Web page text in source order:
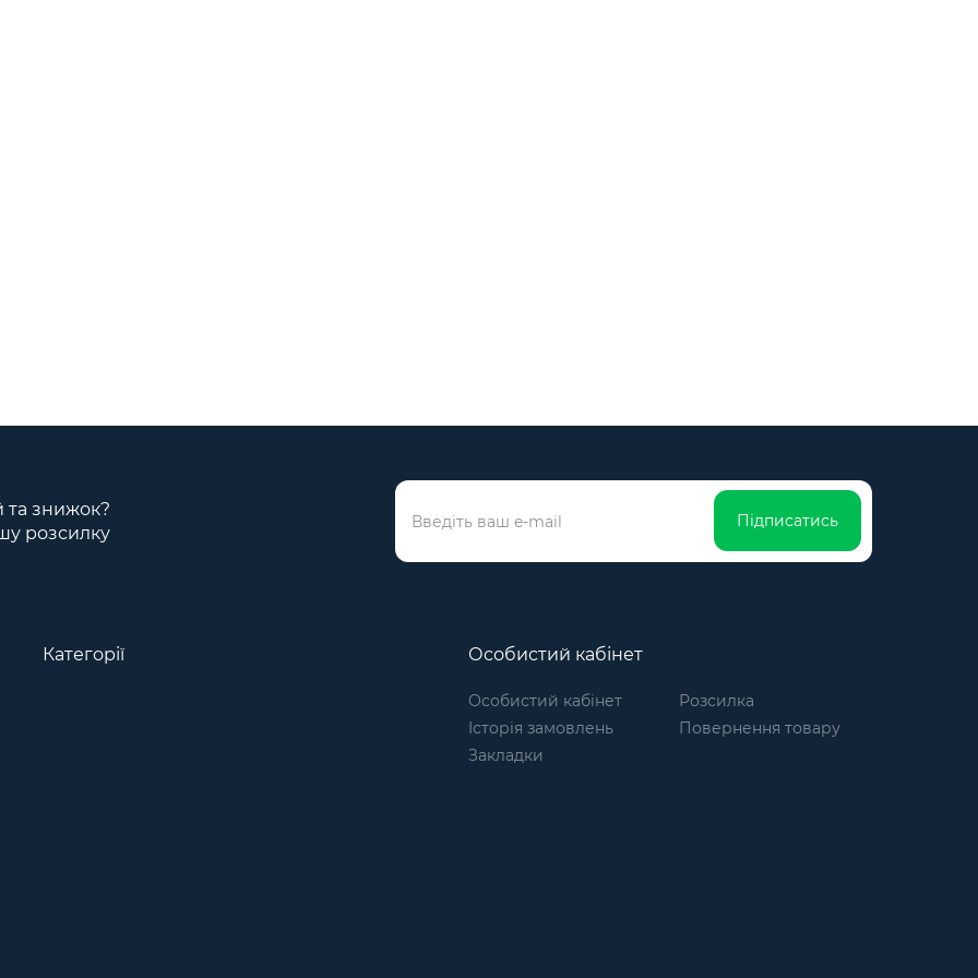
та знижок?
розсилку
Підписатись
Категорії Особистий кабінет
Особистий кабінет
Історія замовлень
Закладки
Розсилка
Повернення товару